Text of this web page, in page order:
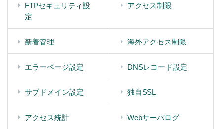
FTPセキュリティ設
定
アクセス制限
新着管理 海外アクセス制限
エラーページ設定 DNSレコード設定
サブドメイン設定 独自SSL
アクセス統計 Webサーバログ